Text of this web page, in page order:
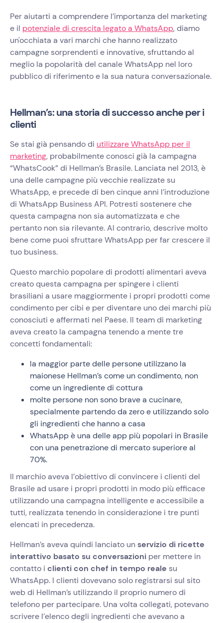
Per aiutarti a comprendere l’importanza del marketing
e il potenziale di crescita legato a WhatsApp, diamo
un'occhiata a vari marchi che hanno realizzato
campagne sorprendenti e innovative, sfruttando al
meglio la popolarità del canale WhatsApp nel loro
pubblico di riferimento e la sua natura conversazionale.
Hellman’s: una storia di successo anche per i
clienti
Se stai già pensando di utilizzare WhatsApp per il
marketing, probabilmente conosci già la campagna
“WhatsCook” di Hellman’s Brasile. Lanciata nel 2013, è
una delle campagne più vecchie realizzate su
WhatsApp, e precede di ben cinque anni l’introduzione
di WhatsApp Business API. Potresti sostenere che
questa campagna non sia automatizzata e che
pertanto non sia rilevante. Al contrario, descrive molto
bene come puoi sfruttare WhatsApp per far crescere il
tuo business.
Questo marchio popolare di prodotti alimentari aveva
creato questa campagna per spingere i clienti
brasiliani a usare maggiormente i propri prodotti come
condimento per cibi e per diventare uno dei marchi più
conosciuti e affermati nel Paese. Il team di marketing
aveva creato la campagna tenendo a mente tre
concetti fondamentali:
la maggior parte delle persone utilizzano la
maionese Hellman’s come un condimento, non
come un ingrediente di cottura
molte persone non sono brave a cucinare,
specialmente partendo da zero e utilizzando solo
gli ingredienti che hanno a casa
WhatsApp è una delle app più popolari in Brasile
con una penetrazione di mercato superiore al
70%.
Il marchio aveva l’obiettivo di convincere i clienti del
Brasile ad usare i propri prodotti in modo più efficace
utilizzando una campagna intelligente e accessibile a
tutti, realizzata tenendo in considerazione i tre punti
elencati in precedenza.
Hellman’s aveva quindi lanciato unservizio di ricette
interattivo basato su conversazioni per mettere in
contatto i clienti con chef in tempo reale su
WhatsApp. I clienti dovevano solo registrarsi sul sito
web di Hellman’s utilizzando il proprio numero di
telefono per partecipare. Una volta collegati, potevano
scrivere l’elenco degli ingredienti che avevano a